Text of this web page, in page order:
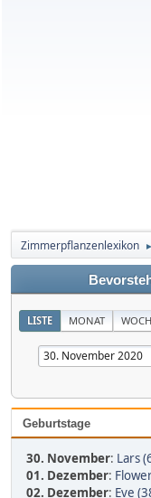
Zimmerpflanzenlexikon ►
LISTE MONAT
Geburtstage
30. November: Lars
01. Dezember:
02. Dezember: Eve